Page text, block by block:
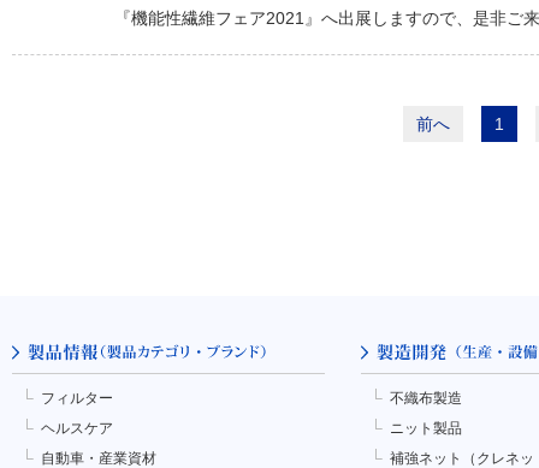
『機能性繊維フェア2021』へ出展しますので、是
前へ 1
フィルター
ヘルスケア
自動車・産業資材
不織布製造
ニット製品
補強ネット（クレネッ